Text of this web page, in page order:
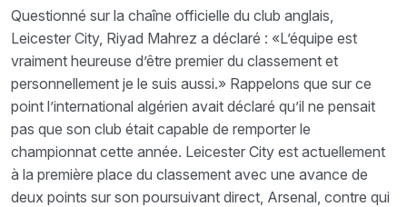
Questionné sur la chaîne officielle du club anglais,
Leicester City, Riyad Mahrez a déclaré : «L’équipe est
vraiment heureuse d’être premier du classement et
personnellement je le suis aussi.» Rappelons que sur ce
point l’international algérien avait déclaré qu’il ne pensait
pas que son club était capable de remporter le
championnat cette année. Leicester City est actuellement
à la première place du classement avec une avance de
deux points sur son poursuivant direct, Arsenal, contre qui